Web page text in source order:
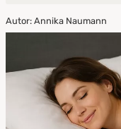
1. Warum ein
2.
Waschbare
Autor: Annika Naumann